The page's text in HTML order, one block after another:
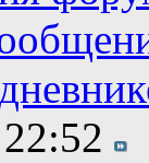
22:52